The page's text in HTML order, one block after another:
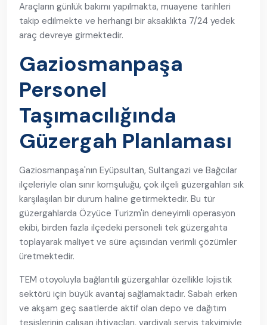
Araçların günlük bakımı yapılmakta, muayene tarihleri
takip edilmekte ve herhangi bir aksaklıkta 7/24 yedek
araç devreye girmektedir.
Gaziosmanpaşa
Personel
Taşımacılığında
Güzergah Planlaması
Gaziosmanpaşa'nın Eyüpsultan, Sultangazi ve Bağcılar
ilçeleriyle olan sınır komşuluğu, çok ilçeli güzergahları sık
karşılaşılan bir durum haline getirmektedir. Bu tür
güzergahlarda Özyüce Turizm'in deneyimli operasyon
ekibi, birden fazla ilçedeki personeli tek güzergahta
toplayarak maliyet ve süre açısından verimli çözümler
üretmektedir.
TEM otoyoluyla bağlantılı güzergahlar özellikle lojistik
sektörü için büyük avantaj sağlamaktadır. Sabah erken
ve akşam geç saatlerde aktif olan depo ve dağıtım
tesislerinin çalışan ihtiyaçları, vardiyalı servis takvimiyle